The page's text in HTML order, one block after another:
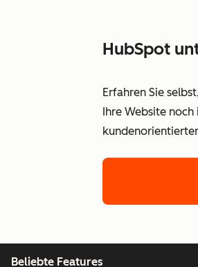
HubSpot
Erfahren Sie
Ihre Website
Beliebte Features